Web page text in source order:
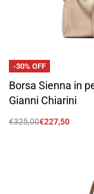
-30% OFF
Borsa Sienna in
Gianni Chiarini
€325,00€227,50